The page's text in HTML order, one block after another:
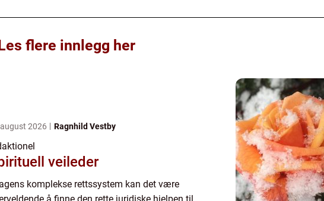
flere innlegg her
2026 Ragnhild Vestby
veileder
komplekse rettssystem kan det være